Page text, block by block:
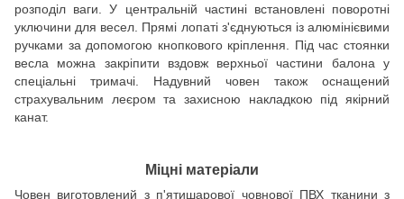
розподіл ваги. У центральній частині встановлені поворотні
уключини для весел. Прямі лопаті з'єднуються із алюмінієвими
ручками за допомогою кнопкового кріплення. Під час стоянки
весла можна закріпити вздовж верхньої частини балона у
спеціальні тримачі. Надувний човен також оснащений
страхувальним леєром та захисною накладкою під якірний
канат.
Міцні матеріали
Човен виготовлений з п'ятишарової човнової ПВХ тканини з